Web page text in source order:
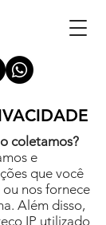
coletamos?
e
que você
nos fornece
Além disso,
IP utilizado